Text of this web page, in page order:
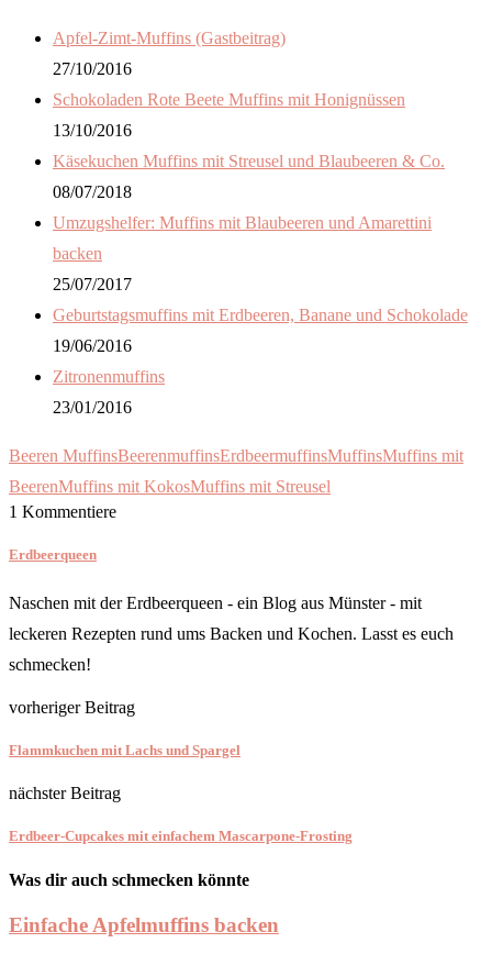
Apfel-Zimt-Muffins (Gastbeitrag)
27/10/2016
Schokoladen Rote Beete Muffins mit Honignüssen
13/10/2016
Käsekuchen Muffins mit Streusel und Blaubeeren & Co.
08/07/2018
Umzugshelfer: Muffins mit Blaubeeren und Amarettini
backen
25/07/2017
Geburtstagsmuffins mit Erdbeeren, Banane und Schokolade
19/06/2016
Zitronenmuffins
23/01/2016
Beeren MuffinsBeerenmuffinsErdbeermuffinsMuffinsMuffins mit
BeerenMuffins mit KokosMuffins mit Streusel
1 Kommentiere
Erdbeerqueen
Naschen mit der Erdbeerqueen - ein Blog aus Münster - mit
leckeren Rezepten rund ums Backen und Kochen. Lasst es euch
schmecken!
vorheriger Beitrag
Flammkuchen mit Lachs und Spargel
nächster Beitrag
Erdbeer-Cupcakes mit einfachem Mascarpone-Frosting
Was dir auch schmecken könnte
Einfache Apfelmuffins backen